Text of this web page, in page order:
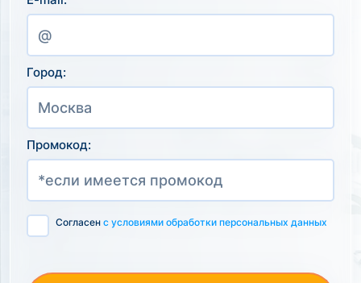
Город:
Промокод:
Согласен с условиями обработки персональных данных